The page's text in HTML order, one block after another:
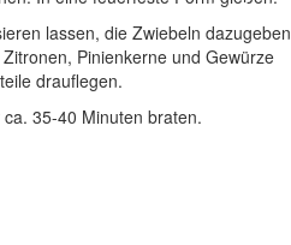
lassen, die Zwiebeln dazugeben
Pinienkerne und Gewürze
drauflegen.
35-40 Minuten braten.